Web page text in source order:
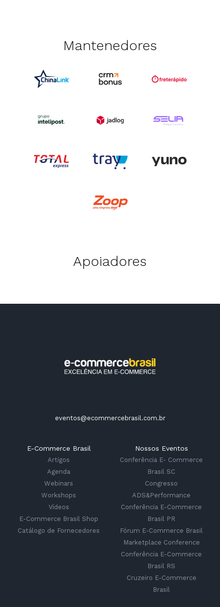
Mantenedores
Apoiadores
eventos@ecommercebrasil.com.br
E-Commerce Brasil
Artigos
Agenda
Webinars
Workshops
Vídeos
E-Commerce Brasil Shop
Catálogo de Fornecedores
Nossos Eventos
Conferência E- Commerce
Brasil SC
Congresso
ADS&Performance
Conferência E-Commerce
Brasil PR
Fórum E-Commerce Brasil
Marketplace Conference
Conferência E-Commerce
Brasil RS
Cruzeiro E-Commerce
Brasil